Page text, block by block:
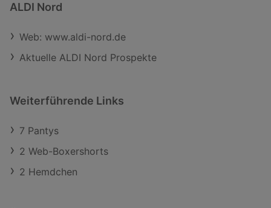
ALDI Nord
Web: www.aldi-nord.de
Aktuelle ALDI Nord Prospekte
Weiterführende Links
7 Pantys
2 Web-Boxershorts
2 Hemdchen